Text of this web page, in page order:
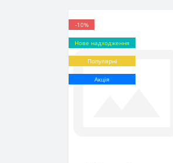
-10%
Нове надходження
Популярні
Акція